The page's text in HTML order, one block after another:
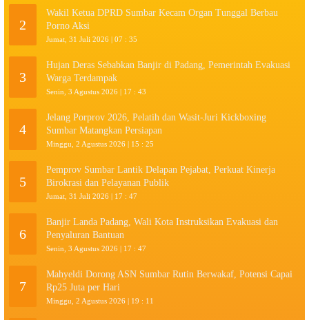
2
Wakil Ketua DPRD Sumbar Kecam Organ Tunggal Berbau
Porno Aksi
Jumat, 31 Juli 2026 | 07 : 35
3
Hujan Deras Sebabkan Banjir di Padang, Pemerintah Evakuasi
Warga Terdampak
Senin, 3 Agustus 2026 | 17 : 43
4
Jelang Porprov 2026, Pelatih dan Wasit-Juri Kickboxing
Sumbar Matangkan Persiapan
Minggu, 2 Agustus 2026 | 15 : 25
5
Pemprov Sumbar Lantik Delapan Pejabat, Perkuat Kinerja
Birokrasi dan Pelayanan Publik
Jumat, 31 Juli 2026 | 17 : 47
6
Banjir Landa Padang, Wali Kota Instruksikan Evakuasi dan
Penyaluran Bantuan
Senin, 3 Agustus 2026 | 17 : 47
7
Mahyeldi Dorong ASN Sumbar Rutin Berwakaf, Potensi Capai
Rp25 Juta per Hari
Minggu, 2 Agustus 2026 | 19 : 11